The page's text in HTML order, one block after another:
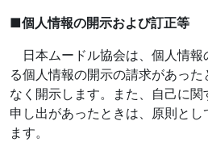
■個人情報の開示および訂正等
日本ムードル協会は、個人情報
る個人情報の開示の請求があっ
なく開示します。また、自己に
申し出があったときは、原則と
ます。